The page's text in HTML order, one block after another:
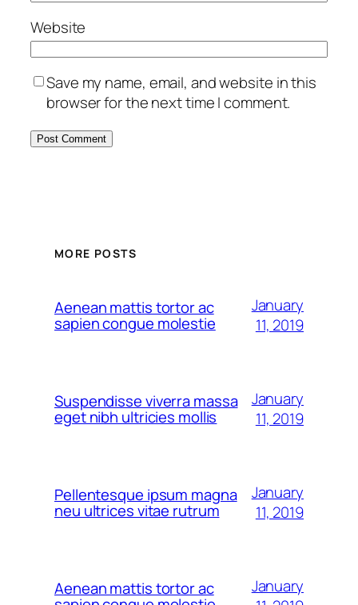
Website
Save my name, email, and website in this
browser for the next time I comment.
MORE POSTS
Aenean mattis tortor ac
sapien congue molestie
January
11, 2019
Suspendisse viverra massa
eget nibh ultricies mollis
January
11, 2019
Pellentesque ipsum magna
neu ultrices vitae rutrum
January
11, 2019
Aenean mattis tortor ac
January